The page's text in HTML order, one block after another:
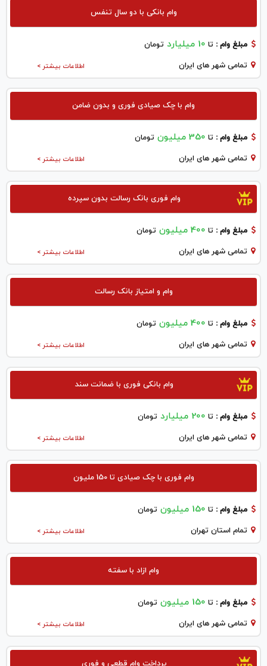
وام بانکی با دو سال تنفس
مبلغ وام : تا 10 میلیارد تومان
اطلاعات بیشتر > تمامی شهر های ایران
وام با چک صیادی فوری و بدون ضامن
مبلغ وام : تا 350 میلیون تومان
اطلاعات بیشتر > تمامی شهر های ایران
وام فوری بانک رسالت بدون سپرده
مبلغ وام : تا 400 میلیون تومان
اطلاعات بیشتر > تمامی شهر های ایران
وام و امتیاز بانک رسالت
مبلغ وام : تا 400 میلیون تومان
اطلاعات بیشتر > تمامی شهر های ایران
وام بانکی فوری با ضمانت سند
مبلغ وام : تا 200 میلیارد تومان
اطلاعات بیشتر > تمامی شهر های ایران
وام فوری با چک صیادی تا 150 ملیون
مبلغ وام : تا 150 میلیون تومان
اطلاعات بیشتر > تمام استان تهران
وام ازاد با سفته
مبلغ وام : تا 150 میلیون تومان
اطلاعات بیشتر > تمامی شهر های ایران
پرداخت وام قطعی و فوری